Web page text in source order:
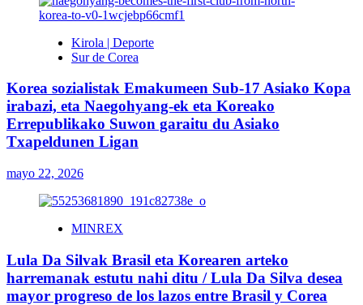
Kirola | Deporte
Sur de Corea
Korea sozialistak Emakumeen Sub-17 Asiako Kopa
irabazi, eta Naegohyang-ek eta Koreako
Errepublikako Suwon garaitu du Asiako
Txapeldunen Ligan
mayo 22, 2026
MINREX
Lula Da Silvak Brasil eta Korearen arteko
harremanak estutu nahi ditu / Lula Da Silva desea
mayor progreso de los lazos entre Brasil y Corea